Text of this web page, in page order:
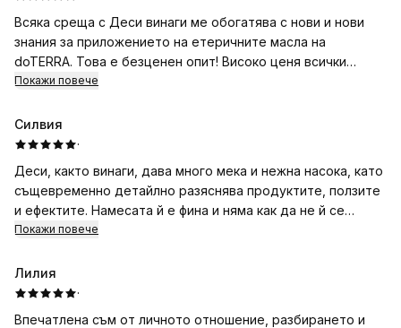
Всяка среща с Деси винаги ме обогатява с нови и нови
знания за приложението на етеричните масла на
doTERRA. Това е безценен опит! Високо ценя всички
нейни препоръки!
Покажи повече
Силвия
·
Деси, както винаги, дава много мека и нежна насока, като
същевременно детайлно разяснява продуктите, ползите
и ефектите. Намесата й е фина и няма как да не й се
довериш.💖
Покажи повече
Лилия
·
Впечатлена съм от личното отношение, разбирането и